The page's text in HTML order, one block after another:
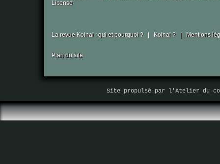
La revue Koinai : qui et pourquoi ? | Koinai ? | Mentions
Plan du site
Site propulsé par l'Atelier du